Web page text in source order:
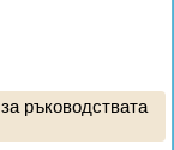
ръководствата